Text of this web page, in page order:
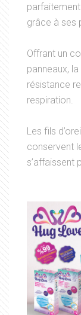
grâce à ses
Offrant un
panneaux,
résistance
respiration.
Les fils
conservent
s’affaissent